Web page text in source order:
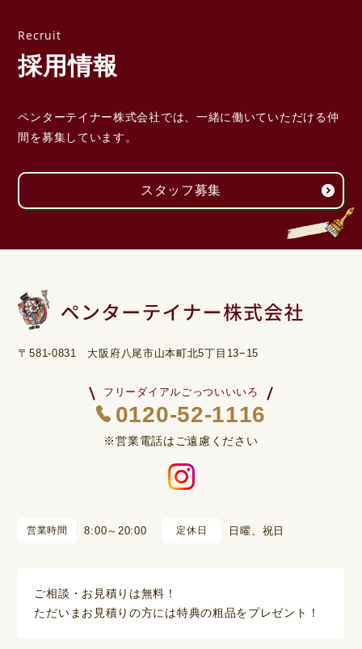
採用情報
ペンターテイナー株式会社では、一緒に働いていただける仲
間を募集しています。
スタッフ募集
〒581-0831 大阪府八尾市山本町北5丁目13−15
フリーダイアルごっついいいろ
0120-52-1116
※営業電話はご遠慮ください
営業時間 8:00～20:00 定休日 日曜、祝日
ご相談・お見積りは無料！
ただいまお見積りの方には特典の粗品をプレゼント！